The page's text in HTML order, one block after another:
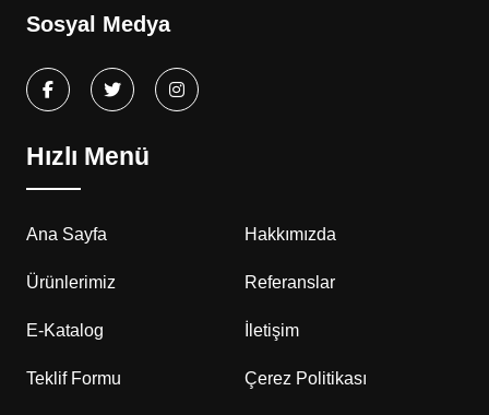
Sosyal Medya
Hızlı Menü
Ana Sayfa Hakkımızda
Ürünlerimiz Referanslar
E-Katalog İletişim
Teklif Formu Çerez Politikası